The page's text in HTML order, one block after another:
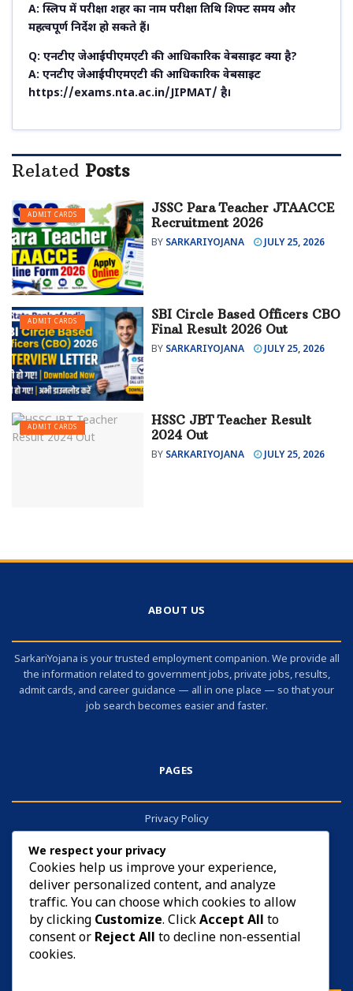
A: स्लिप में परीक्षा शहर का नाम परीक्षा तिथि शिफ्ट समय और
महत्वपूर्ण निर्देश हो सकते हैं।
Q: एनटीए जेआईपीएमएटी की आधिकारिक वेबसाइट क्या है?
A: एनटीए जेआईपीएमएटी की आधिकारिक वेबसाइट
https://exams.nta.ac.in/JIPMAT/ है।
Related Posts
ADMIT CARDS
JSSC Para Teacher JTAACCE
Recruitment 2026
BY SARKARIYOJANA JULY 25, 2026
ADMIT CARDS
SBI Circle Based Officers CBO
Final Result 2026 Out
BY SARKARIYOJANA JULY 25, 2026
ADMIT CARDS
HSSC JBT Teacher Result
2024 Out
BY SARKARIYOJANA JULY 25, 2026
ABOUT US
SarkariYojana is your trusted employment companion. We provide all
the information related to government jobs, private jobs, results,
admit cards, and career guidance — all in one place — so that your
job search becomes easier and faster.
PAGES
Privacy Policy
Contact
Cookies
We respect your privacy
Cookies help us improve your experience,
deliver personalized content, and analyze
traffic. You can choose which cookies to allow
by clicking Customize. ClickAccept All to
consent or Reject All to decline non-essential
cookies.